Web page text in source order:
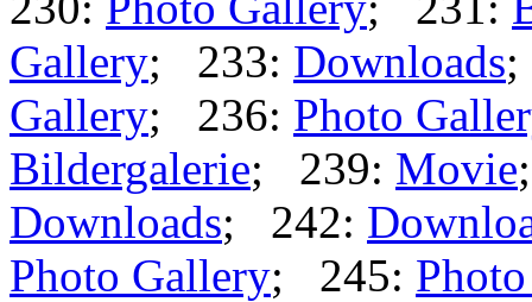
Gallery; 233: Downloads
Gallery; 236: Photo
Bildergalerie; 239: Movie
Downloads; 242:
Photo Gallery; 245: